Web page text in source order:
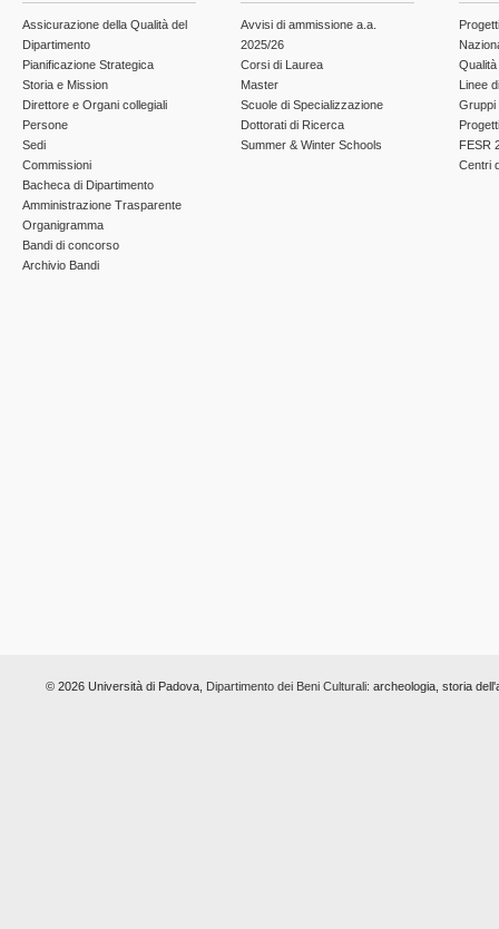
Assicurazione della Qualità del
Dipartimento
Pianificazione Strategica
Storia e Mission
Direttore e Organi collegiali
Persone
Sedi
Commissioni
Bacheca di Dipartimento
Amministrazione Trasparente
Organigramma
Bandi di concorso
Archivio Bandi
Avvisi di ammissione a.a.
2025/26
Corsi di Laurea
Master
Scuole di Specializzazione
Dottorati di Ricerca
Summer & Winter Schools
Linee
Gruppi
FESR
Centri
© 2026 Università di Padova, Dipartimento dei Beni Culturali: archeologia, storia